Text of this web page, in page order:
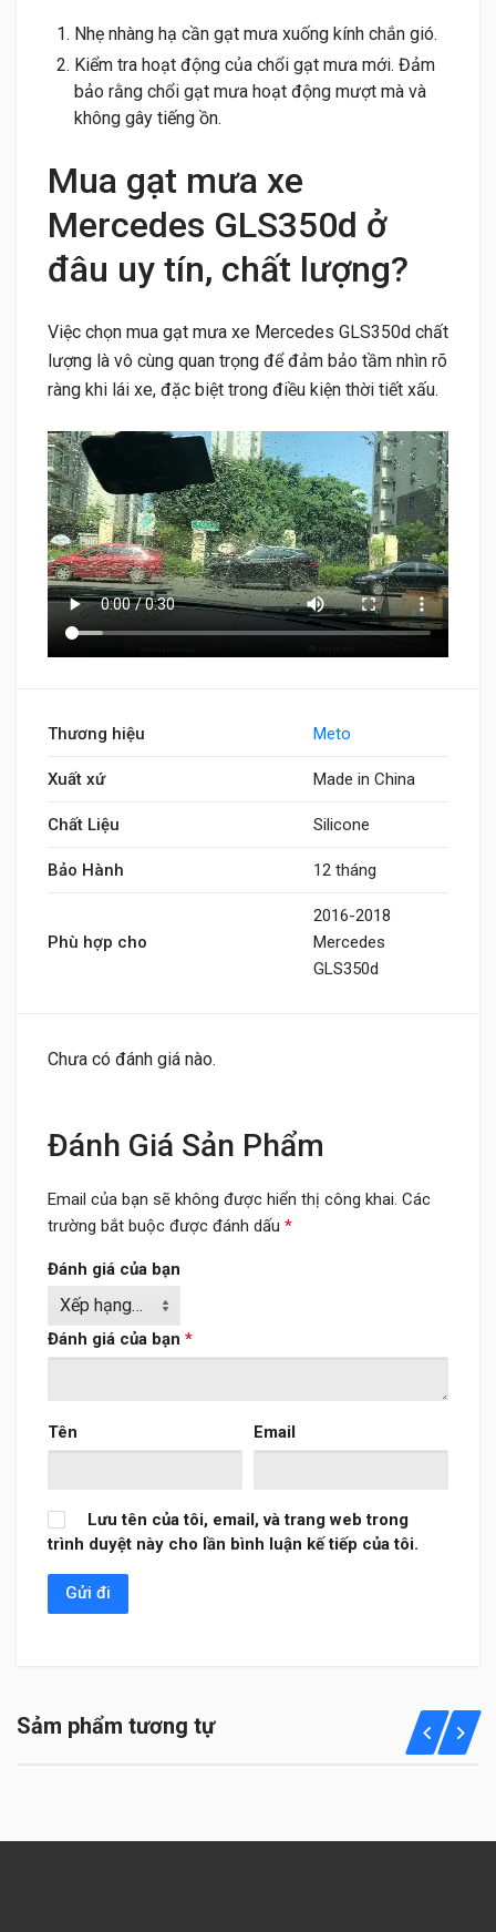
Nhẹ nhàng hạ cần gạt mưa xuống kính chắn gió.
Kiểm tra hoạt động của chổi gạt mưa mới. Đảm
bảo rằng chổi gạt mưa hoạt động mượt mà và
không gây tiếng ồn.
Mua gạt mưa xe
Mercedes GLS350d ở
đâu uy tín, chất lượng?
Việc chọn mua gạt mưa xe Mercedes GLS350d chất
lượng là vô cùng quan trọng để đảm bảo tầm nhìn rõ
ràng khi lái xe, đặc biệt trong điều kiện thời tiết xấu.
Thương hiệu Meto
Xuất xứ Made in China
Chất Liệu Silicone
Bảo Hành 12 tháng
Phù hợp cho
2016-2018
Mercedes
GLS350d
Chưa có đánh giá nào.
Đánh Giá Sản Phẩm
Email của bạn sẽ không được hiển thị công khai. Các
trường bắt buộc được đánh dấu *
Đánh giá của bạn
Đánh giá của bạn *
Tên Email
Lưu tên của tôi, email, và trang web trong
trình duyệt này cho lần bình luận kế tiếp của tôi.
Sảm phẩm tương tự